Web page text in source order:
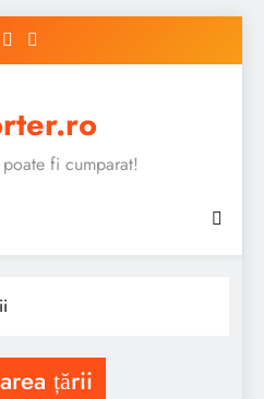
fi cumparat!
țării